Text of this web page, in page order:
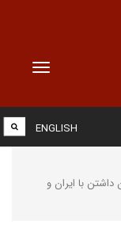
Toggle
ENGLISH
با ایران و